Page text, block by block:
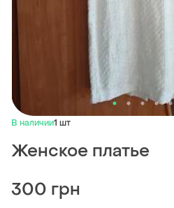
В наличии1 шт
Женское платье
300 грн